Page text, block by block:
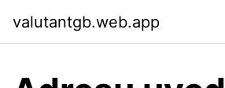
valutantgb.web.app